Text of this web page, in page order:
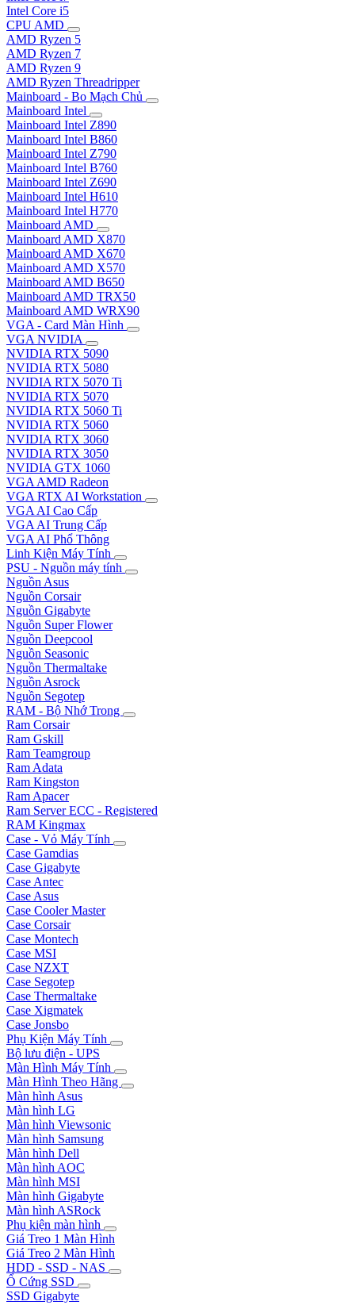
Intel Core i5
CPU AMD
AMD Ryzen 5
AMD Ryzen 7
AMD Ryzen 9
AMD Ryzen Threadripper
Mainboard - Bo Mạch Chủ
Mainboard Intel
Mainboard Intel Z890
Mainboard Intel B860
Mainboard Intel Z790
Mainboard Intel B760
Mainboard Intel Z690
Mainboard Intel H610
Mainboard Intel H770
Mainboard AMD
Mainboard AMD X870
Mainboard AMD X670
Mainboard AMD X570
Mainboard AMD B650
Mainboard AMD TRX50
Mainboard AMD WRX90
VGA - Card Màn Hình
VGA NVIDIA
NVIDIA RTX 5090
NVIDIA RTX 5080
NVIDIA RTX 5070 Ti
NVIDIA RTX 5070
NVIDIA RTX 5060 Ti
NVIDIA RTX 5060
NVIDIA RTX 3060
NVIDIA RTX 3050
NVIDIA GTX 1060
VGA AMD Radeon
VGA RTX AI Workstation
VGA AI Cao Cấp
VGA AI Trung Cấp
VGA AI Phổ Thông
Linh Kiện Máy Tính
PSU - Nguồn máy tính
Nguồn Asus
Nguồn Corsair
Nguồn Gigabyte
Nguồn Super Flower
Nguồn Deepcool
Nguồn Seasonic
Nguồn Thermaltake
Nguồn Asrock
Nguồn Segotep
RAM - Bộ Nhớ Trong
Ram Corsair
Ram Gskill
Ram Teamgroup
Ram Adata
Ram Kingston
Ram Apacer
Ram Server ECC - Registered
RAM Kingmax
Case - Vỏ Máy Tính
Case Gamdias
Case Gigabyte
Case Antec
Case Asus
Case Cooler Master
Case Corsair
Case Montech
Case MSI
Case NZXT
Case Segotep
Case Thermaltake
Case Xigmatek
Case Jonsbo
Phụ Kiện Máy Tính
Bộ lưu điện - UPS
Màn Hình Máy Tính
Màn Hình Theo Hãng
Màn hình Asus
Màn hình LG
Màn hình Viewsonic
Màn hình Samsung
Màn hình Dell
Màn hình AOC
Màn hình MSI
Màn hình Gigabyte
Màn hình ASRock
Phụ kiện màn hình
Giá Treo 1 Màn Hình
Giá Treo 2 Màn Hình
HDD - SSD - NAS
Ổ Cứng SSD
SSD Gigabyte